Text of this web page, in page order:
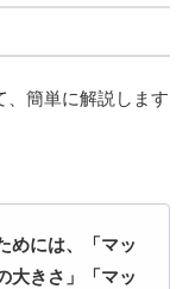
、簡単に解説します
めには、「マッ
大きさ」「マッ